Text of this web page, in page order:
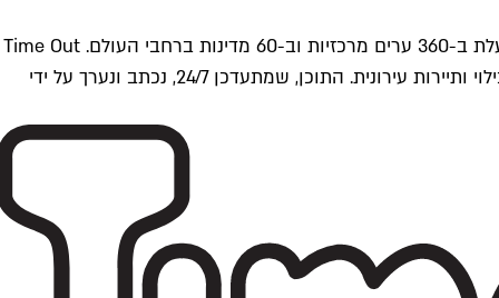
Time Outתל אביב הוא חלק מרשת Time Out Global — רשת מדיה בינלאומית הפועלת ב-360 ערים מרכזיות וב-60 מדינות ברחבי העולם. Time Out
הוא אחד ממקורות התוכן המקיפים והאמינים ביותר בתחומי התרבות, הקולינריה, הבילוי ותיירות עירונית. התוכן, שמתעדכן 24/7, נכתב ונערך על ידי